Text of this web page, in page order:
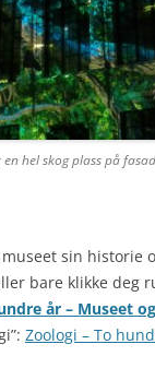
hel skog plass på
sin historie
bare klikke deg
år – Museet
Zoologi – To